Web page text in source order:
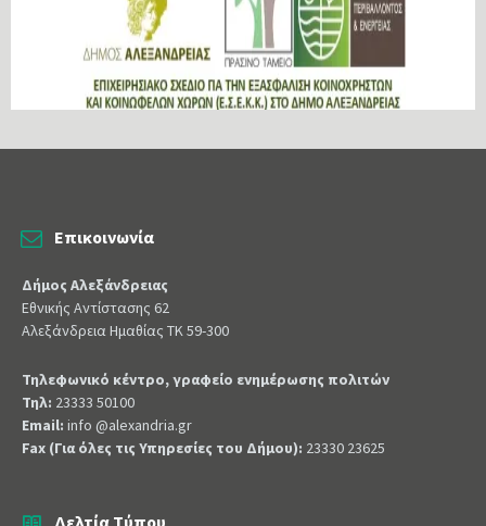
Επικοινωνία
Δήμος Αλεξάνδρειας
Εθνικής Αντίστασης 62
Αλεξάνδρεια Ημαθίας ΤΚ 59-300
Τηλεφωνικό κέντρο, γραφείο ενημέρωσης πολιτών
Τηλ: 23333 50100
Email: info @alexandria.gr
Fax (Για όλες τις Υπηρεσίες του Δήμου): 23330 23625